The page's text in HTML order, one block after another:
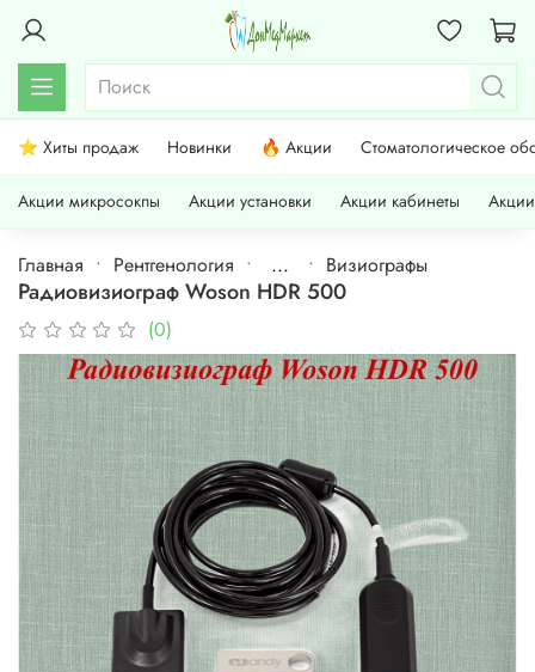
⭐ Хиты продаж Новинки 🔥 Акции Стоматологическое
Акции микросокпы Акции установки Акции кабинеты
Главная Рентгенология ... Визиографы
Радиовизиограф Woson HDR 500
(0)